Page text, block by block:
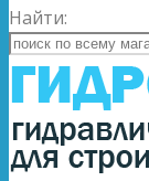
Найти: